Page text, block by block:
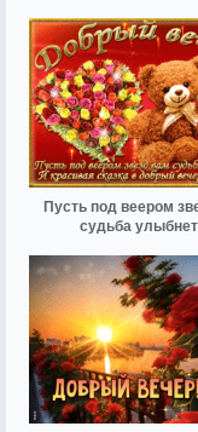
Пусть под веером
судьба